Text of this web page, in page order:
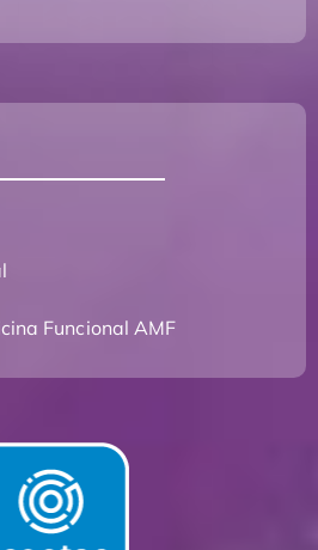
Funcional AMF